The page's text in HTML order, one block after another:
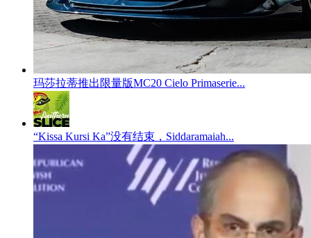
玛莎拉蒂推出限量版MC20 Cielo Primaserie...
“Kissa Kursi Ka”没有结束，Siddaramaiah...